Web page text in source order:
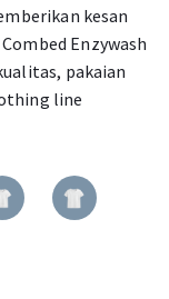
kesan
Enzywash
pakaian
line